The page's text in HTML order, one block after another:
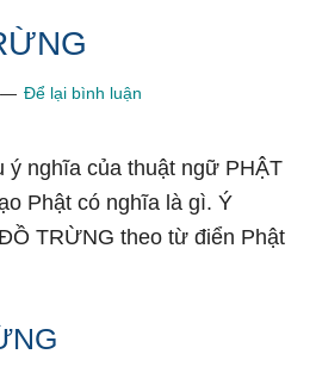
Để lại bình luận
ý nghĩa của thuật ngữ PHẬT
Phật có nghĩa là gì. Ý
TRỪNG theo từ điển Phật